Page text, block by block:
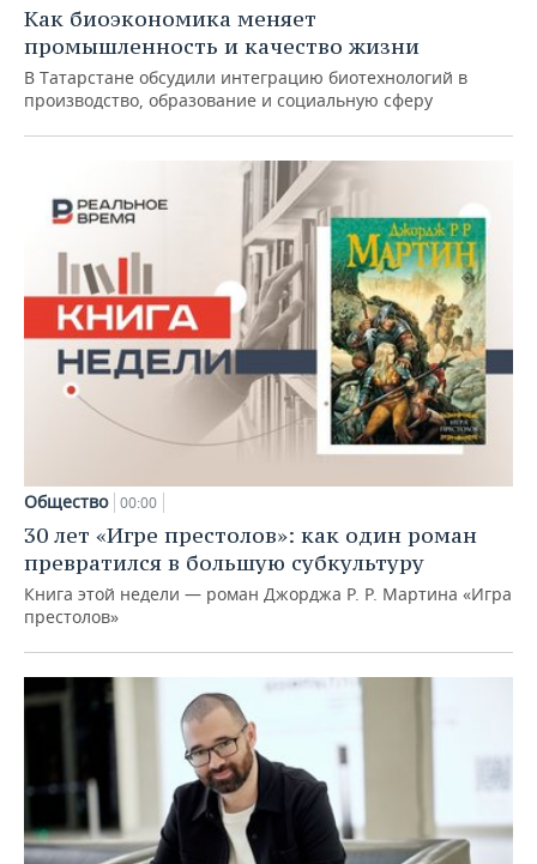
Как биоэкономика меняет
промышленность и качество жизни
В Татарстане обсудили интеграцию биотехнологий в
производство, образование и социальную сферу
Общество 00:00
30 лет «Игре престолов»: как один роман
превратился в большую субкультуру
Книга этой недели — роман Джорджа Р. Р. Мартина «Игра
престолов»